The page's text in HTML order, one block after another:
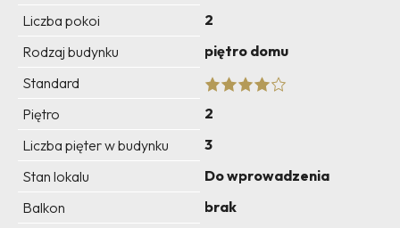
Liczba pokoi
2
Rodzaj budynku
piętro domu
Standard
Piętro
2
Liczba pięter w budynku
3
Stan lokalu
Do wprowadzenia
Balkon
brak